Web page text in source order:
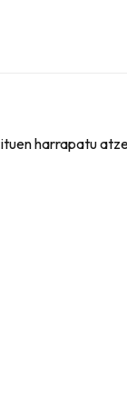
harrapatu